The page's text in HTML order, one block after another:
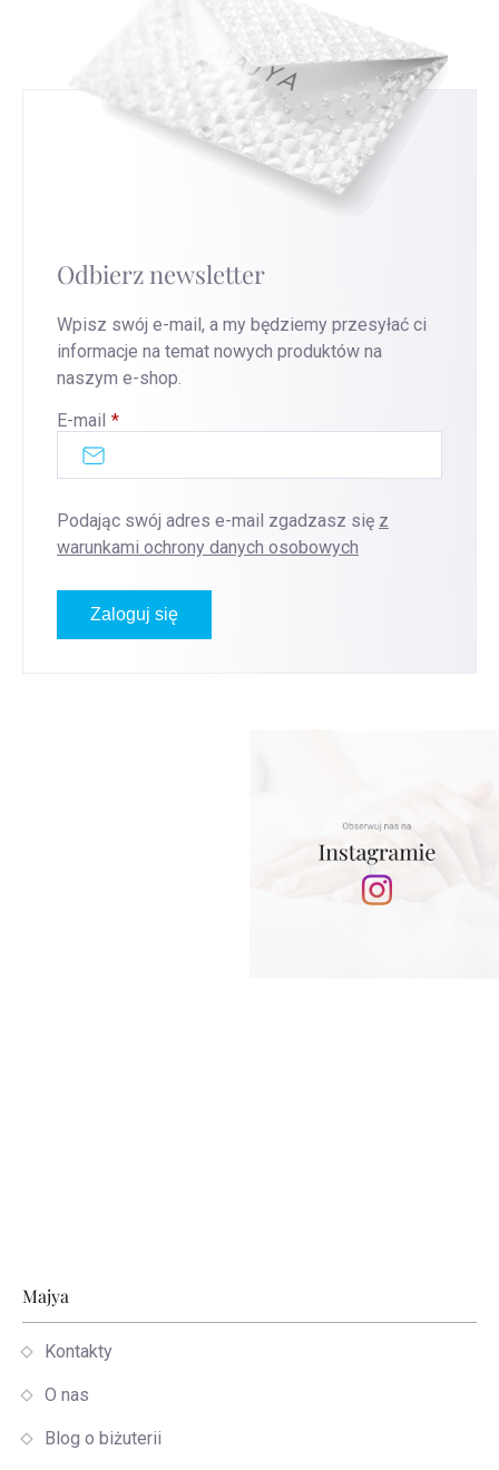
Odbierz newsletter
Wpisz swój e-mail, a my będziemy przesyłać ci
informacje na temat nowych produktów na
naszym e-shop.
E-mail
Podając swój adres e-mail zgadzasz się z
warunkami ochrony danych osobowych
Zaloguj się
Stopka
Majya
Kontakty
O nas
Blog o biżuterii